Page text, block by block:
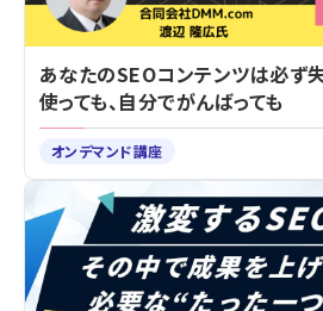
あなたのSEOコンテンツは必ず
使っても、自分でがんばっても
オンデマンド講座